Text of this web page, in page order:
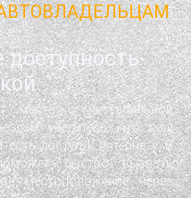
доступность
места с нестабильной
убедитесь, что ваш
доступ к интернету. В
быстро вызвать
местоположение через